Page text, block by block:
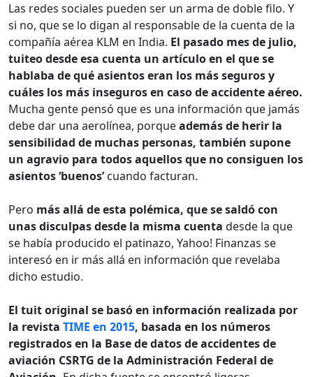
Las redes sociales pueden ser un arma de doble filo. Y
si no, que se lo digan al responsable de la cuenta de la
compañía aérea KLM en India. El pasado mes de julio,
tuiteo desde esa cuenta un artículo en el que se
hablaba de qué asientos eran los más seguros y
cuáles los más inseguros en caso de accidente aéreo.
Mucha gente pensó que es una información que jamás
debe dar una aerolínea, porqueademás de herir la
sensibilidad de muchas personas, también supone
un agravio para todos aquellos que no consiguen los
asientos ‘buenos’cuando facturan.
Pero más allá de esta polémica, que se saldó con
unas disculpas desde la misma cuenta desde la que
se había producido el patinazo, Yahoo! Finanzas se
interesó en ir más allá en información que revelaba
dicho estudio.
El tuit original se basó en información realizada por
la revista TIME en 2015, basada en los números
registrados en la Base de datos de accidentes de
aviación CSRTG de la Administración Federal de